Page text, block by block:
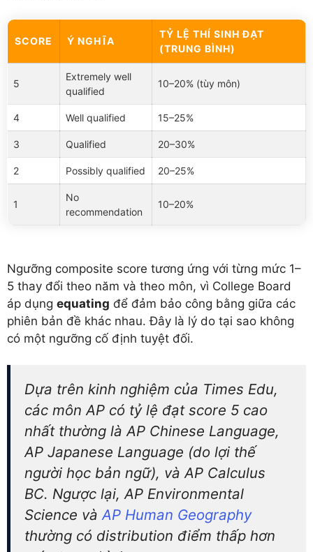
SCORE Ý NGHĨA
TỶ LỆ THÍ SINH ĐẠT
(TRUNG BÌNH)
5
Extremely well
qualified
10–20% (tùy môn)
4 Well qualified 15–25%
3 Qualified 20–30%
2 Possibly qualified 20–25%
1
No
recommendation
10–20%
Ngưỡng composite score tương ứng với từng mức 1–
5 thay đổi theo năm và theo môn, vì College Board
áp dụng equating để đảm bảo công bằng giữa các
phiên bản đề khác nhau. Đây là lý do tại sao không
có một ngưỡng cố định tuyệt đối.
Dựa trên kinh nghiệm của Times Edu,
các môn AP có tỷ lệ đạt score 5 cao
nhất thường là AP Chinese Language,
AP Japanese Language (do lợi thế
người học bản ngữ), và AP Calculus
BC. Ngược lại, AP Environmental
Science vàAP Human Geography
thường có distribution điểm thấp hơn